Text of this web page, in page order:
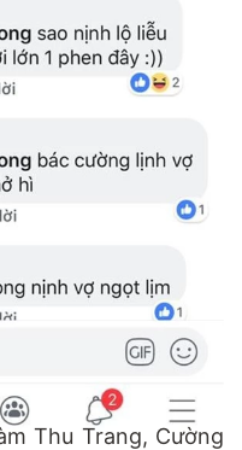
Thu Trang, Cường